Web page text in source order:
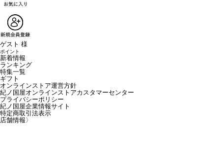
ゲスト 様
ポイント
新着情報
ランキング
特集一覧
ギフト
オンラインストア運営方針
紀ノ国屋オンラインストアカスタマーセンター
プライバシーポリシー
紀ノ国屋企業情報サイト
特定商取引法表示
店舗情報 〉